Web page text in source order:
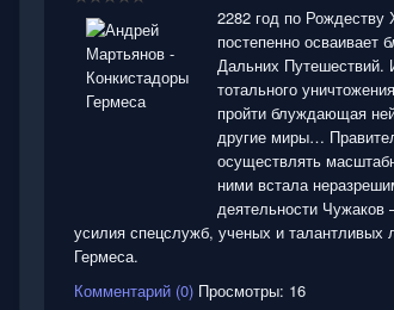
2282 год по Рождеству
постепенно осваивает
Дальних Путешествий.
тотального
пройти блуждающая
другие миры…
осуществлять
ними встала
деятельности Чужаков
усилия спецслужб, ученых и талантливых
Гермеса.
Комментарий (0) Просмотры: 16